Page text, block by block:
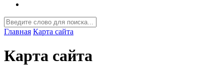
Главная Карта сайта
Карта сайта